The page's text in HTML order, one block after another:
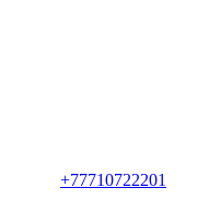
+77710722201